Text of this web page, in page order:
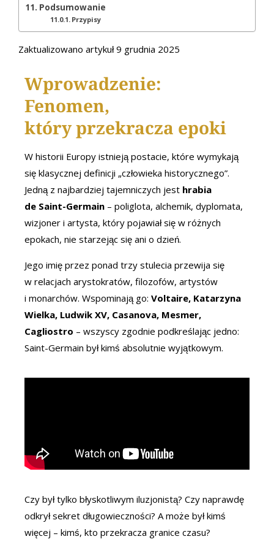
Podsumowanie
Przypisy
Zaktualizowano artykuł 9 grudnia 2025
Wprowadzenie:
Fenomen,
który przekracza epoki
W historii Europy istnieją postacie, które wymykają
się klasycznej definicji „człowieka historycznego”.
Jedną z najbardziej tajemniczych jest hrabia
de Saint-Germain – poliglota, alchemik, dyplomata,
wizjoner i artysta, który pojawiał się w różnych
epokach, nie starzejąc się ani o dzień.
Jego imię przez ponad trzy stulecia przewija się
w relacjach arystokratów, filozofów, artystów
i monarchów. Wspominają go: Voltaire, Katarzyna
Wielka, Ludwik XV, Casanova, Mesmer,
Cagliostro – wszyscy zgodnie podkreślając jedno:
Saint-Germain był kimś absolutnie wyjątkowym.
Czy był tylko błyskotliwym iluzjonistą? Czy naprawdę
odkrył sekret długowieczności? A może był kimś
więcej – kimś, kto przekracza granice czasu?